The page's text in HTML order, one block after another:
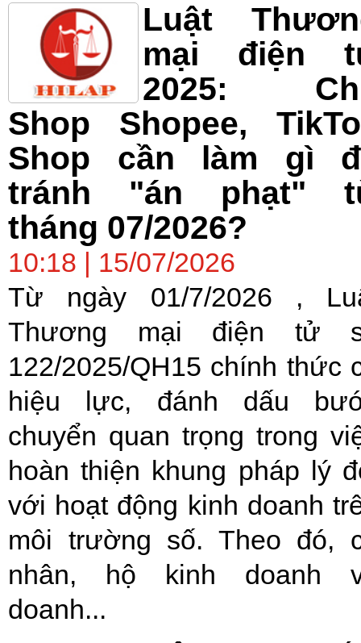
Luật
mại điện
2025:
Shop Shopee,
Shop cần làm gì
tránh "án phạt"
tháng 07/2026?
10:18 | 15/07/2026
Từ ngày 01/7/2026 ,
Thương mại điện tử
122/2025/QH15 chính thức
hiệu lực, đánh dấu
chuyển quan trọng trong
hoàn thiện khung pháp lý
với hoạt động kinh doanh
môi trường số. Theo đó,
nhân, hộ kinh doanh
doanh...